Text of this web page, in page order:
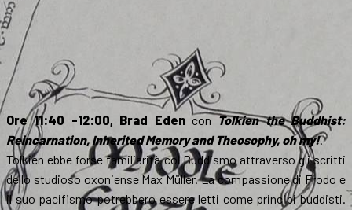
Ore 11:40 -12:00, Brad Eden‪conTolkien the Buddhist:
Reincarnation, Inherited Memory and Theosophy, oh my!.
Tolkien ebbe forse familiarità col Buddismo attraverso gli scritti
dello studioso oxoniense Max Müller. La compassione di Frodo e
il suo pacifismo potrebbero essere letti come principi buddisti.